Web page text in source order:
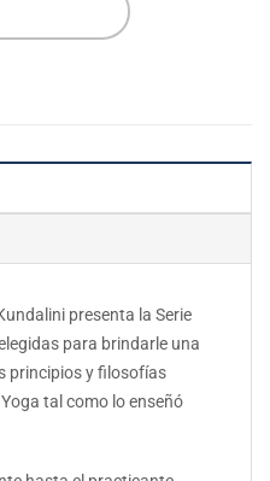
presenta la Serie
para brindarle una
principios y filosofías
tal como lo enseñó